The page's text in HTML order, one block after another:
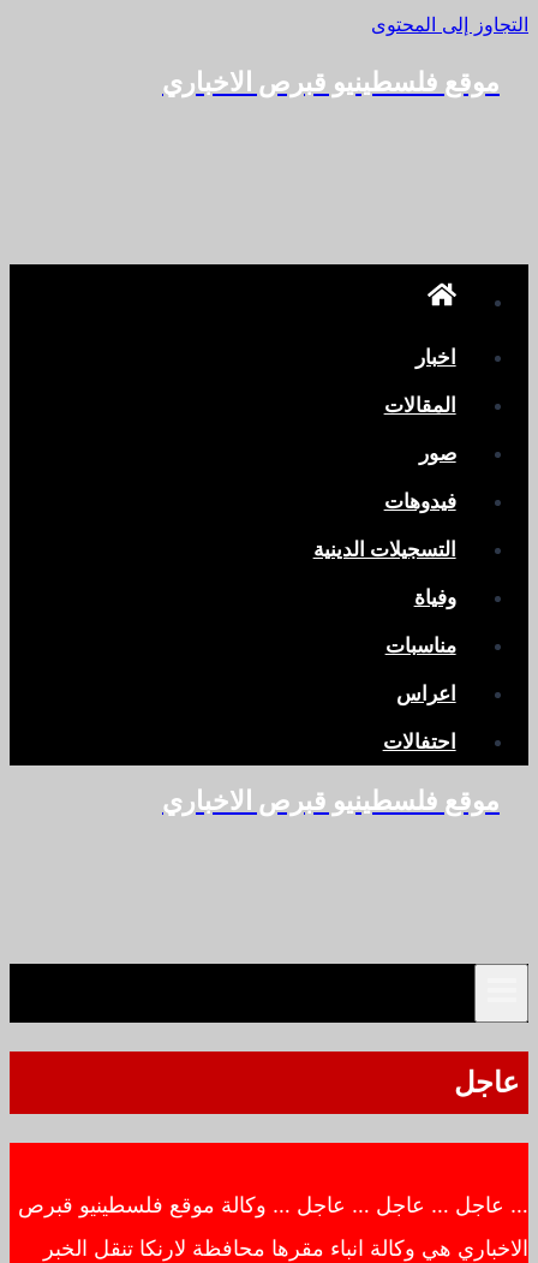
التجاوز إلى المحتوى
موقع فلسطينيو قبرص الاخباري
اخبار
المقالات
صور
فيدوهات
التسجيلات الدينية
وفياة
مناسبات
اعراس
احتفالات
موقع فلسطينيو قبرص الاخباري
عاجل
… عاجل … عاجل … عاجل … وكالة موقع فلسطينيو قبرص
الاخباري هي وكالة انباء مقرها محافظة لارنكا تنقل الخبر